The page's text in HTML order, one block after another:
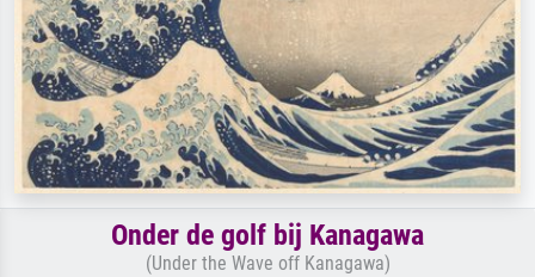
Onder de golf bij Kanagawa
(Under the Wave off Kanagawa)